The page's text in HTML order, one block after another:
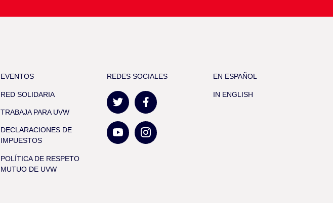
EVENTOS
RED SOLIDARIA
TRABAJA PARA UVW
DECLARACIONES DE
IMPUESTOS
POLÍTICA DE RESPETO
MUTUO DE UVW
REDES SOCIALES EN ESPAÑOL
IN ENGLISH